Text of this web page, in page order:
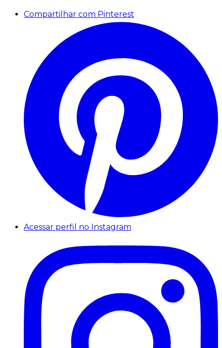
Compartilhar com Pinterest
Acessar perfil no Instagram